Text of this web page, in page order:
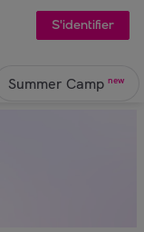
S'identifier
Summer Camp new